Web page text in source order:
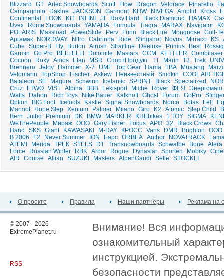
Blizzard GT Artec Snowboards Scott Flow Dragon Velorace Pinarello
Campagnolo
Dakine JACKSON Garmont KHW NIVEGA Amplid Kross
Continental
LOOK KIT INFINI JT Roxy Hard Black Diamond HAMAX
Uvex
Rome Snowboards YAMAHA Formula Tiagra MARAX Navigator
POLARIS
Massload PowerSlide Perv Funn Black Fire Mongoose
Coll-
Аргамак
NORDWAY Nitro Cabrinha Ride Slingshot Novus Mirraco KS
Cube
Super-B Fly Burton Airush Straitline Deeluxe Primus Best
Garmin
Go Pro BELLELLI Dolomite Mastars CCM KETTLER
Combilaser
Cocoon
Roxy Amos Elan MSR СпортПродукт ТТ Marin T3 Trek
Brennero Jetoy Hammer X-7 UMF Top Gear Hama TBA Mustang
Velomann
TopShop Fischer Askew Неизвестный Smokin
COOL AIR
Bataleon
SE Magura Schwinn Icelantic SPRINT Black Specialized
Cruz
FTWO VIST Alpina BBB Lekisport Miche Rover ФЕЯ
Энергомаш
Watts
Dahon Rich Toys Nike Bauer Kalkhoff Ghost Forum GoPro
Option
BIG Foot Icetools Kastle Signal Snowboards Norco Botas Felt
Marmot
Hope Step Xenium Palmer Milano Giro K2 Atomic Step Child
Bern
Julbo Premium DK BMW MARKER KHEbikes 1 TOY SIGMA
WeThePeople
Мираж ООО Gary Fisher Focus APO 32 Black Crows
Hand
SKS Giant KAWASAKI M-DAY КРОСС Vans DMR Brighton
ООО
B 2006
F2 Never Summer ION Барс ORBEA Author NOVATRACK
ATEMI
Merida ТРЕК STELS DT Transnowboards Schwalbe Bone
Atera
Force
Russian Winter RBK Arbor Rogue Dynastar Sporten Mobiky
AIR
Course Allian SUZUKI Masters AlpenGaudi Selle STOCKLI
О проекте Правила Наши партнёры Реклама на
© 2007 - 2026
ExtremePlanet.ru
RSS
Внимание! Вся
ознакомительный
инструкцией.
безопасности